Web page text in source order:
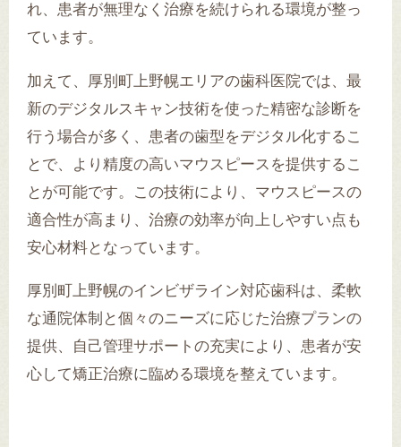
れ、患者が無理なく治療を続けられる環境が整っ
ています。
加えて、厚別町上野幌エリアの歯科医院では、最
新のデジタルスキャン技術を使った精密な診断を
行う場合が多く、患者の歯型をデジタル化するこ
とで、より精度の高いマウスピースを提供するこ
とが可能です。この技術により、マウスピースの
適合性が高まり、治療の効率が向上しやすい点も
安心材料となっています。
厚別町上野幌のインビザライン対応歯科は、柔軟
な通院体制と個々のニーズに応じた治療プランの
提供、自己管理サポートの充実により、患者が安
心して矯正治療に臨める環境を整えています。